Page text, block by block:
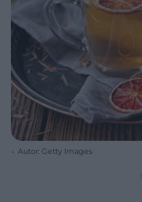
Autor: Getty Images